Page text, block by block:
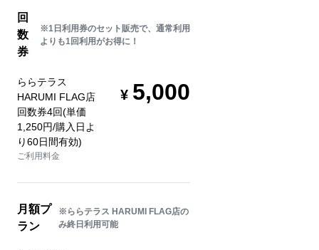
回
数
券
※1日利用券のセット販売で、通常利用
よりも1回利用がお得に！
ららテラス
HARUMI FLAG店
回数券4回(単価
1,250円/購入日よ
り60日間有効)
ご利用料金
5,000
月額プ
ラン
※ららテラス HARUMI FLAG店の
み終日利用可能